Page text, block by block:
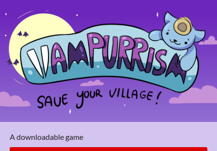
A downloadable game